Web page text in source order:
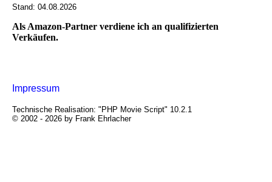
Stand: 04.08.2026
Als Amazon-Partner verdiene ich an qualifizierten
Verkäufen.
Impressum
Technische Realisation: "PHP Movie Script" 10.2.1
© 2002 - 2026 by Frank Ehrlacher